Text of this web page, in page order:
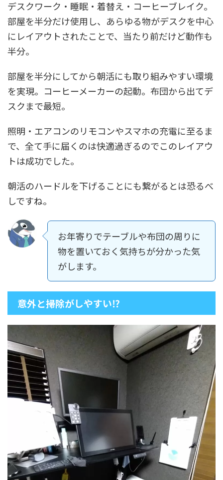
デスクワーク・睡眠・着替え・コーヒーブレイク。
部屋を半分だけ使用し、あらゆる物がデスクを中心
にレイアウトされたことで、当たり前だけど動作も
半分。
部屋を半分にしてから朝活にも取り組みやすい環境
を実現。コーヒーメーカーの起動。布団から出てデ
スクまで最短。
照明・エアコンのリモコンやスマホの充電に至るま
で、全て手に届くのは快適過ぎるのでこのレイアウ
トは成功でした。
朝活のハードルを下げることにも繋がるとは恐るべ
しですね。
お年寄りでテーブルや布団の周りに
物を置いておく気持ちが分かった気
がします。
意外と掃除がしやすい⁉